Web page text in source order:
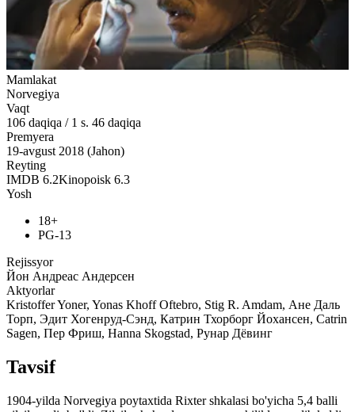
Mamlakat
Norvegiya
Vaqt
106 daqiqa / 1 s. 46 daqiqa
Premyera
19-avgust 2018 (Jahon)
Reyting
IMDB 6.2Kinopoisk 6.3
Yosh
18+
PG-13
Rejissyor
Йон Андреас Андерсен
Aktyorlar
Kristoffer Yoner, Yonas Khoff Oftebro, Stig R. Amdam, Ане Даль
Торп, Эдит Хогенруд-Сэнд, Катрин Тхорборг Йохансен, Catrin
Sagen, Пер Фриш, Hanna Skogstad, Рунар Дёвинг
Tavsif
1904-yilda Norvegiya poytaxtida Rixter shkalasi bo'yicha 5,4 balli